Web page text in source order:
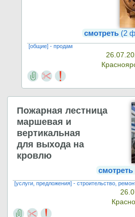
смотреть(2
[общие] - продам
Пожарная лестница
маршевая и
вертикальная
для выхода на
кровлю
смотреть
[услуги, предложения] - строительство,